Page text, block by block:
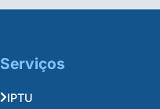
Serviços
IPTU